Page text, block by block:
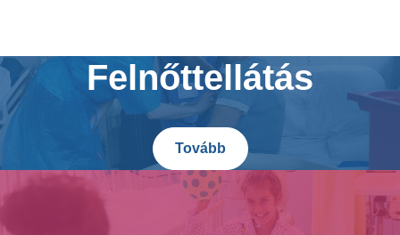
Felnőttellátás
Tovább